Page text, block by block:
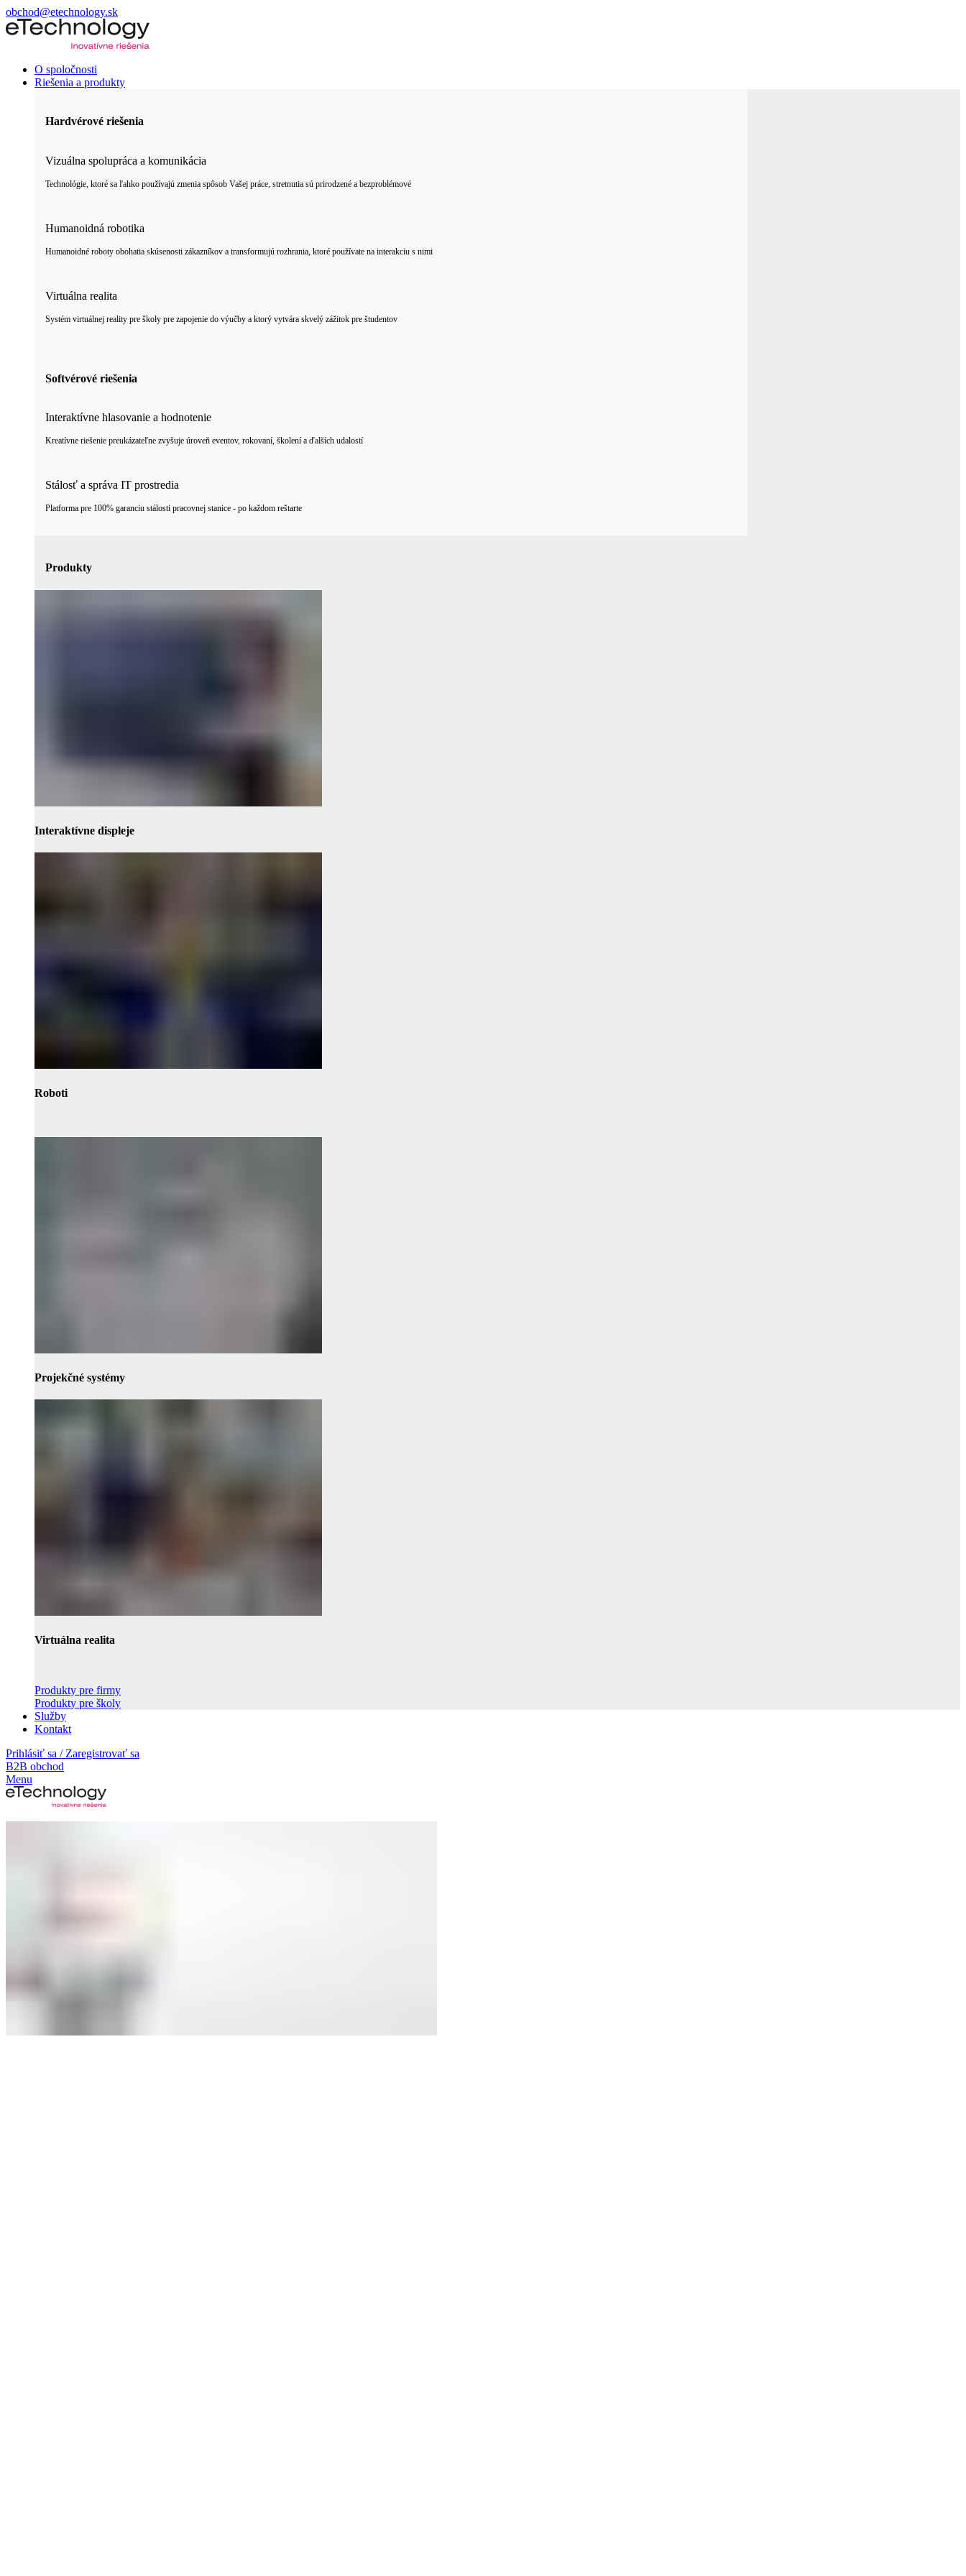
obchod@etechnology.sk
O spoločnosti
Riešenia a produkty
Hardvérové riešenia
Vizuálna spolupráca a komunikácia
Technológie, ktoré sa ľahko používajú zmenia spôsob Vašej práce, stretnutia sú prirodzené a bezproblémové
Humanoidná robotika
Humanoidné roboty obohatia skúsenosti zákazníkov a transformujú rozhrania, ktoré používate na interakciu s nimi
Virtuálna realita
Systém virtuálnej reality pre školy pre zapojenie do výučby a ktorý vytvára skvelý zážitok pre študentov
Softvérové riešenia
Interaktívne hlasovanie a hodnotenie
Kreatívne riešenie preukázateľne zvyšuje úroveň eventov, rokovaní, školení a ďalších udalostí
Stálosť a správa IT prostredia
Platforma pre 100% garanciu stálosti pracovnej stanice - po každom reštarte
Produkty
Interaktívne displeje
Roboti
Projekčné systémy
Virtuálna realita
Produkty pre firmy
Produkty pre školy
Služby
Kontakt
Prihlásiť sa / Zaregistrovať sa
B2B obchod
Menu